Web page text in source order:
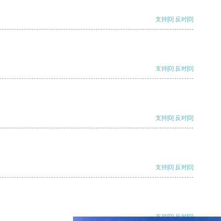
支持[0] 反对[0]
支持[0] 反对[0]
支持[0] 反对[0]
支持[0] 反对[0]
支持[0] 反对[0]